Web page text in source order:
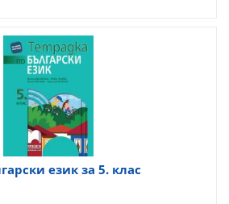
език за 5. клас